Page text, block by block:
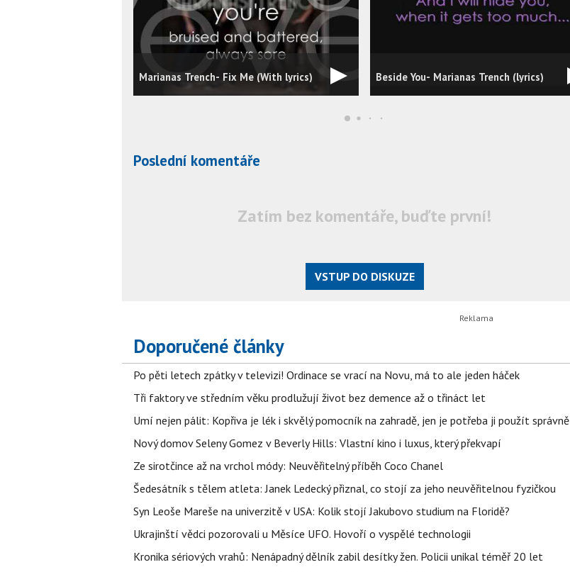
Marianas Trench- Fix Me (With lyrics) Beside You- Marianas Trench (lyrics)
Poslední komentáře
Zatím bez komentáře, buďte první!
VSTUP DO DISKUZE
Doporučené články
Po pěti letech zpátky v televizi! Ordinace se vrací na Novu, má to ale jeden háček
Tři faktory ve středním věku prodlužují život bez demence až o třináct let
Umí nejen pálit: Kopřiva je lék i skvělý pomocník na zahradě, jen je potřeba ji použít správně
Nový domov Seleny Gomez v Beverly Hills: Vlastní kino i luxus, který překvapí
Ze sirotčince až na vrchol módy: Neuvěřitelný příběh Coco Chanel
Šedesátník s tělem atleta: Janek Ledecký přiznal, co stojí za jeho neuvěřitelnou fyzičkou
Syn Leoše Mareše na univerzitě v USA: Kolik stojí Jakubovo studium na Floridě?
Ukrajinští vědci pozorovali u Měsíce UFO. Hovoří o vyspělé technologii
Kronika sériových vrahů: Nenápadný dělník zabil desítky žen. Policii unikal téměř 20 let